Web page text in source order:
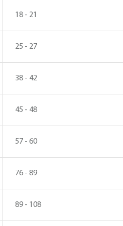
18 - 21
25 - 27
38 - 42
45 - 48
57 - 60
76 - 89
89 - 108